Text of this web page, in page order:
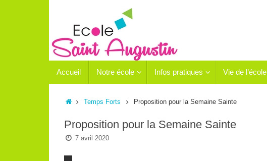
contenu
Accueil Notre école Infos pratiques Vie de l’école
AccueilTemps Forts Proposition pour la Semaine Sainte
Proposition pour la Semaine Sainte
7 avril 2020